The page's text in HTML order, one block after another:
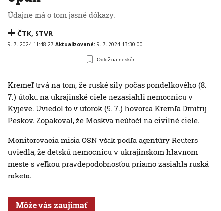
Údajne má o tom jasné dôkazy.
ČTK, STVR
9. 7. 2024 11:48:27 Aktualizované: 9. 7. 2024 13:30:00
Odlož na neskôr
Kremeľ trvá na tom, že ruské sily počas pondelkového (8.
7.) útoku na ukrajinské ciele nezasiahli nemocnicu v
Kyjeve. Uviedol to v utorok (9. 7.) hovorca Kremľa Dmitrij
Peskov. Zopakoval, že Moskva neútočí na civilné ciele.
Monitorovacia misia OSN však podľa agentúry Reuters
uviedla, že detskú nemocnicu v ukrajinskom hlavnom
meste s veľkou pravdepodobnosťou priamo zasiahla ruská
raketa.
Môže vás zaujímať